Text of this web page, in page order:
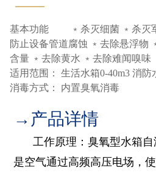
———
基本功能 ﹡杀灭细菌 ﹡杀灭军
防止设备管道腐蚀 ﹡去除悬浮物
含量 ﹡去除黄水 ﹡去除难闻嗅味
适用范围： 生活水箱0-40m3 消防
消毒方式： 内置臭氧消毒
→产品详情
工作原理：臭氧型水箱
是空气通过高频高压电场，